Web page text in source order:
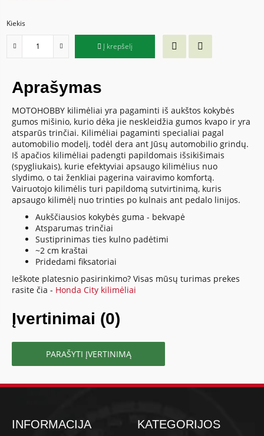
Kiekis
Į krepšelį
Aprašymas
MOTOHOBBY kilimėliai yra pagaminti iš aukštos kokybės
gumos mišinio, kurio dėka jie neskleidžia gumos kvapo ir yra
atsparūs trinčiai. Kilimėliai pagaminti specialiai pagal
automobilio modelį, todėl dera ant Jūsų automobilio grindų.
Iš apačios kilimėliai padengti papildomais išsikišimais
(spygliukais), kurie efektyviai apsaugo kilimėlius nuo
slydimo, o tai ženkliai pagerina vairavimo komfortą.
Vairuotojo kilimėlis turi papildomą sutvirtinimą, kuris
apsaugo kilimėlį nuo trinties po kulnais ant pedalo linijos.
Aukščiausios kokybės guma - bekvapė
Atsparumas trinčiai
Sustiprinimas ties kulno padėtimi
~2 cm kraštai
Pridedami fiksatoriai
Ieškote platesnio pasirinkimo? Visas mūsų turimas prekes
rasite čia - Honda City kilimėliai
Įvertinimai (0)
PARAŠYTI ĮVERTINIMĄ
INFORMACIJA KATEGORIJOS